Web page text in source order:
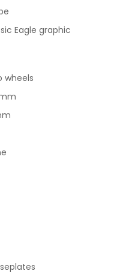
Eagle graphic
wheels